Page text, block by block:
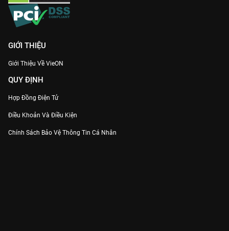
GIỚI THIỆU
Giới Thiệu Về VieON
QUY ĐỊNH
Hợp Đồng Điện Tử
Điều Khoản Và Điều Kiện
Chính Sách Bảo Vệ Thông Tin Cá Nhân